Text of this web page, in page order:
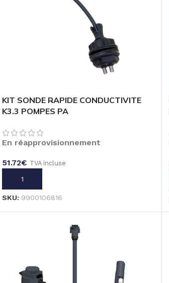
KIT SONDE RAPIDE CONDUCTIVITE
K3.3 POMPES PA
En réapprovisionnement
51.72€ TVA incluse
AJOUTER AU PANIER
SKU: 9900106816